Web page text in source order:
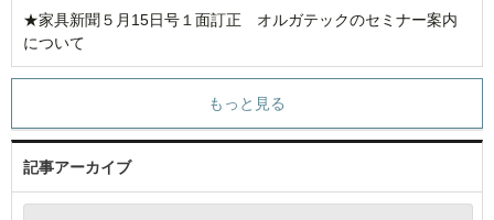
★家具新聞５月15日号１面訂正 オルガテックのセミナー案内
について
もっと見る
記事アーカイブ